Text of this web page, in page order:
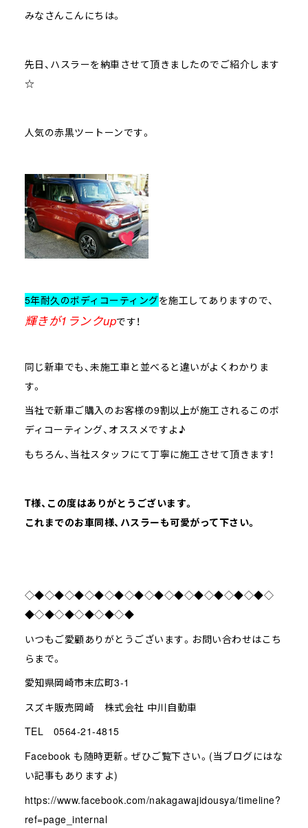
みなさんこんにちは。
先日、ハスラーを納車させて頂きましたのでご紹介します
☆
人気の赤黒ツートーンです。
5年耐久のボディコーティングを施工してありますので、
輝きが1ランクupです！
同じ新車でも、未施工車と並べると違いがよくわかりま
す。
当社で新車ご購入のお客様の9割以上が施工されるこのボ
ディコーティング、オススメですよ♪
もちろん、当社スタッフにて丁寧に施工させて頂きます！
T様、この度はありがとうございます。
これまでのお車同様、ハスラーも可愛がって下さい。
◇◆◇◆◇◆◇◆◇◆◇◆◇◆◇◆◇◆◇◆◇◆◇◆◇
◆◇◆◇◆◇◆◇◆◇◆
いつもご愛顧ありがとうございます。お問い合わせはこち
らまで。
愛知県岡崎市末広町3-1
スズキ販売岡崎 株式会社 中川自動車
TEL 0564-21-4815
Facebook も随時更新。ぜひご覧下さい。(当ブログにはな
い記事もありますよ)
https://www.facebook.com/nakagawajidousya/timeline?
ref=page_internal